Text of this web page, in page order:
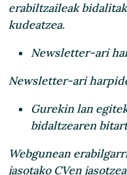
erabiltzaileak
kudeatzea.
Newsletter-ari
Newsletter-ari
Gurekin lan
bidaltzearen
Webgunean
jasotako CVen